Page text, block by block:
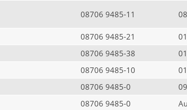
08706 9485-11
08706 9485-21 01
08706 9485-38 01
08706 9485-10 01
08706 9485-0
08706 9485-0